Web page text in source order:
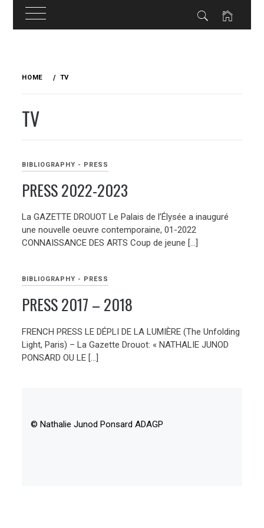
HOME TV
TV
BIBLIOGRAPHY - PRESS
PRESS 2022-2023
La GAZETTE DROUOT Le Palais de l’Élysée a inauguré
une nouvelle oeuvre contemporaine, 01-2022
CONNAISSANCE DES ARTS Coup de jeune […]
BIBLIOGRAPHY - PRESS
PRESS 2017 – 2018
FRENCH PRESS LE DÉPLI DE LA LUMIÈRE (The Unfolding
Light, Paris) – La Gazette Drouot: « NATHALIE JUNOD
PONSARD OU LE […]
© Nathalie Junod Ponsard ADAGP